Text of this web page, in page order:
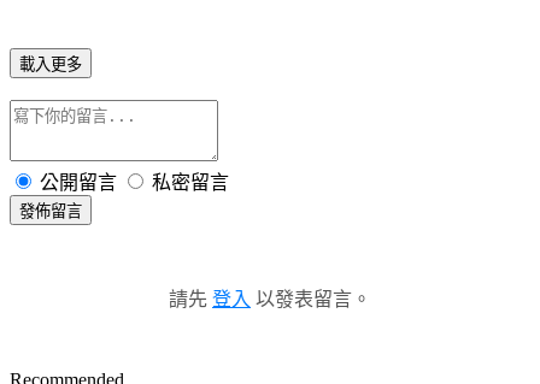
載入更多
公開留言 私密留言
發佈留言
請先 登入 以發表留言。
Recommended